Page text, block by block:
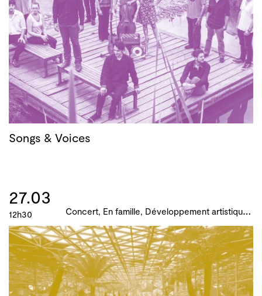
Songs & Voices
27.03
12h30 C
oncert, En famille, Développement artistique et culturel des territoires, Actions culturelles, B!ME 2024